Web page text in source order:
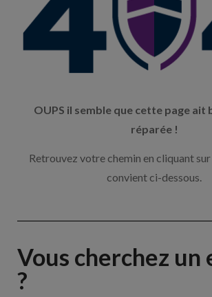
OUPS il semble que cette page ait
réparée !
Retrouvez votre chemin en cliquant
convient ci-dessous.
Vous cherchez un
?